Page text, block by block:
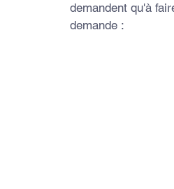
demandent qu'à
demande :